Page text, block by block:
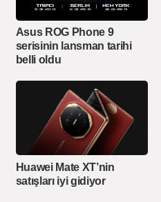
Asus ROG Phone 9
serisinin lansman tarihi
belli oldu
Huawei Mate XT’nin
satışları iyi gidiyor